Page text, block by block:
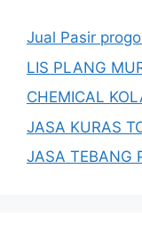
Jual Pasir
LIS PLANG
CHEMICAL
JASA KURAS
JASA TEBANG